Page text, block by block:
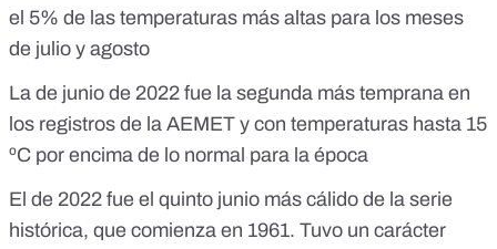
política del miedo para mentes débiles
https://x.com/Coloidesoxigeno/status/15359696606713364
48 Siempre ha hecho Calor a Mediados de Junio y en
Europa parece q siempre también..... Otra cosa es q ahora
lo dibujen en Rojo intenso para llamar la atención a los q solo
se quedan con los colores !!! #TodoEsCiclico
https://x.com/STesla3/status/1536278968374018052
el 5% de las temperaturas más altas para los meses
de julio y agosto
La de junio de 2022 fue la segunda más temprana en
los registros de la AEMET y con temperaturas hasta 15
ºC por encima de lo normal para la época
El de 2022 fue el quinto junio más cálido de la serie
histórica, que comienza en 1961. Tuvo un carácter